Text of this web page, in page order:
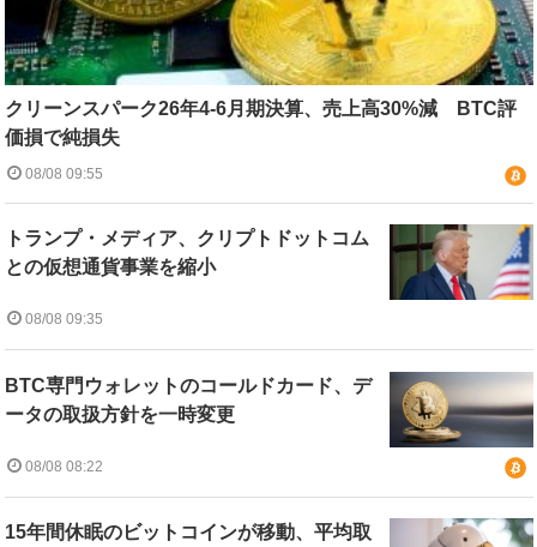
クリーンスパーク26年4-6月期決算、売上高30%減 BTC評
価損で純損失
08/08 09:55
トランプ・メディア、クリプトドットコム
との仮想通貨事業を縮小
08/08 09:35
BTC専門ウォレットのコールドカード、デ
ータの取扱方針を一時変更
08/08 08:22
15年間休眠のビットコインが移動、平均取